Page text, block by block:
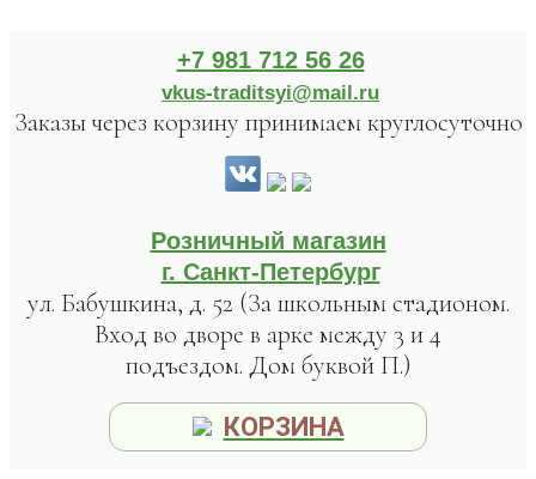
+7 981 712 56 26
vkus-traditsyi@mail.ru
Заказы через корзину принимаем круглосуточно
Розничный магазин
г. Санкт-Петербург
ул. Бабушкина, д. 52 (За школьным стадионом.
Вход во дворе в арке между 3 и 4
подъездом. Дом буквой П.)
КОРЗИНА